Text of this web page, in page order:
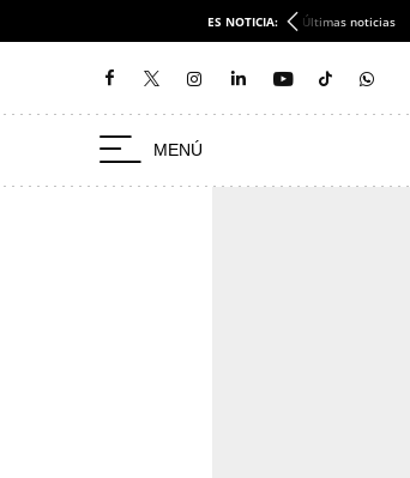
ES NOTICIA: Últimas noticias